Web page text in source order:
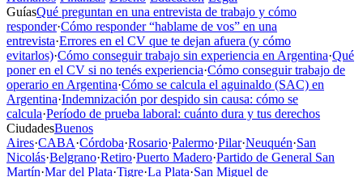
GuíasQué preguntan en una entrevista de trabajo y cómo
responder·Cómo responder “hablame de vos” en una
entrevista·Errores en el CV que te dejan afuera (y cómo
evitarlos)·Cómo conseguir trabajo sin experiencia en Argentina·Qué
poner en el CV si no tenés experiencia·Cómo conseguir trabajo de
operario en Argentina·Cómo se calcula el aguinaldo (SAC) en
Argentina·Indemnización por despido sin causa: cómo se
calcula·Período de prueba laboral: cuánto dura y tus derechos
CiudadesBuenos
Aires·CABA·Córdoba·Rosario·Palermo·Pilar·Neuquén·San
Nicolás·Belgrano·Retiro·Puerto Madero·Partido de General San
Martín·Mar del Plata·Tigre·La Plata·San Miguel de